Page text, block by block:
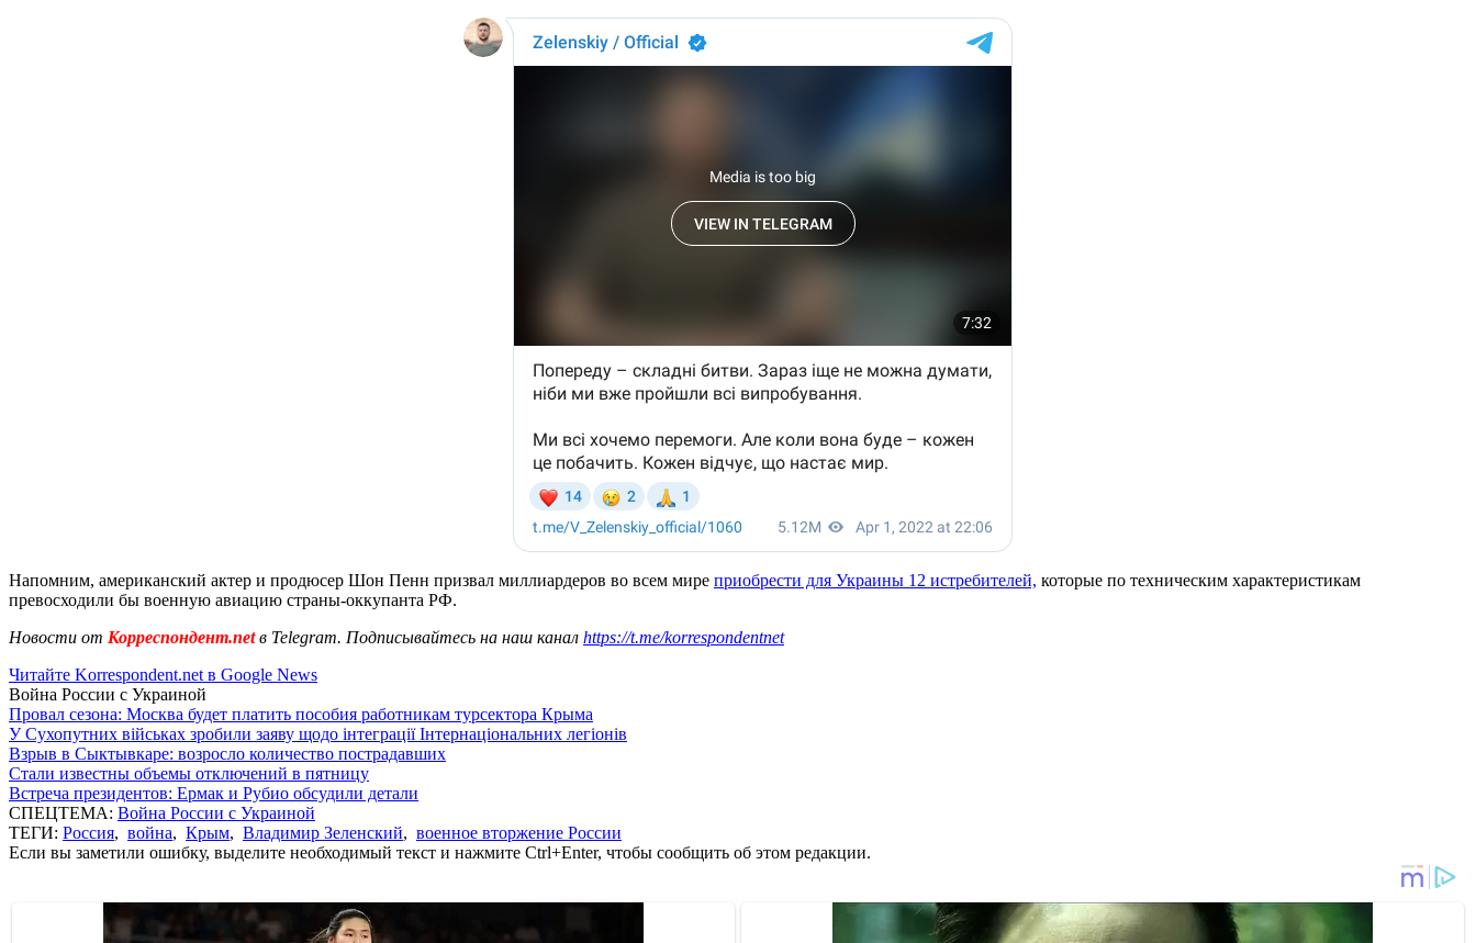
Напомним, американский актер и продюсер Шон Пенн призвал миллиардеров во всем мире приобрести для Украины 12 истребителей, которые по техническим характеристикам
превосходили бы военную авиацию страны-оккупанта РФ.
Новости от Корреспондент.netв Telegram. Подписывайтесь на наш канал https://t.me/korrespondentnet
Читайте Korrespondent.net в Google News
Война России с Украиной
Провал сезона: Москва будет платить пособия работникам турсектора Крыма
У Сухопутних військах зробили заяву щодо інтеграції Інтернаціональних легіонів
Взрыв в Сыктывкаре: возросло количество пострадавших
Стали известны объемы отключений в пятницу
Встреча президентов: Ермак и Рубио обсудили детали
СПЕЦТЕМА: Война России с Украиной
ТЕГИ: Россия, война, Крым, Владимир Зеленский, военное вторжение России
Если вы заметили ошибку, выделите необходимый текст и нажмите Ctrl+Enter, чтобы сообщить об этом редакции.